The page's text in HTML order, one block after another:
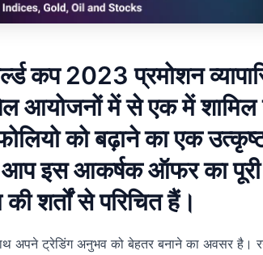
कप 2023 प्रमोशन
आयोजनों में से एक में
को बढ़ाने का एक
आप इस आकर्षक ऑफर का
शर्तों से परिचित हैं।
अपने ट्रेडिंग अनुभव को बेहतर बनाने का अवसर है।